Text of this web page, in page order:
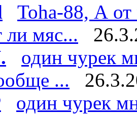
Toha-88, А
ли мяс...
один чурек
...
один чурек